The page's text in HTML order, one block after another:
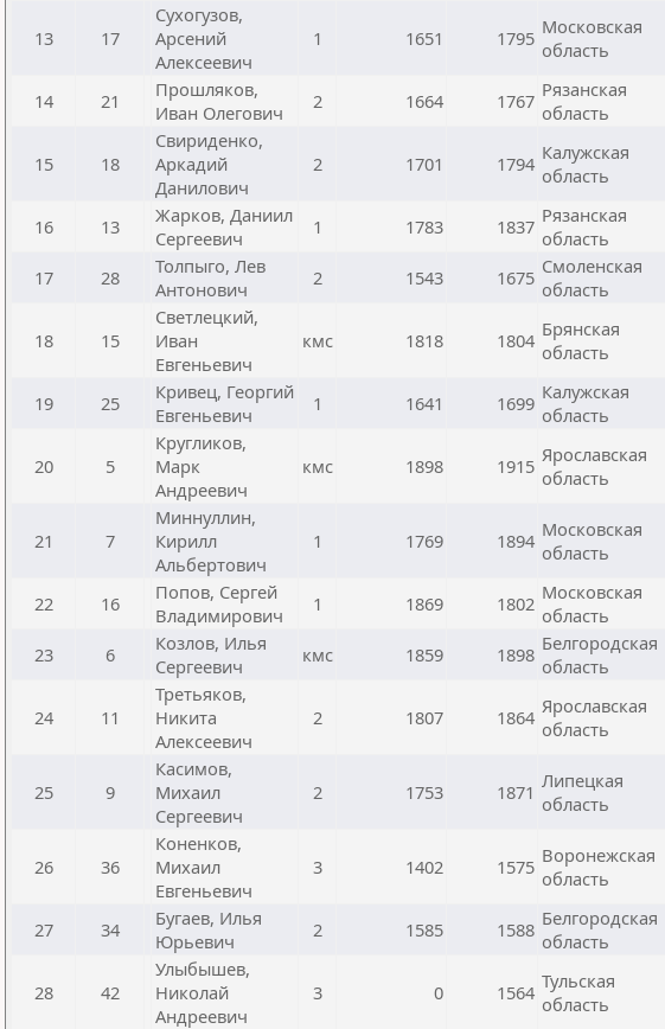
13 17
Сухогузов,
Арсений
Алексеевич
1 1651 1795 Московская
область
14 21
Прошляков,
Иван Олегович
2 1664 1767 Рязанская
область
15 18
Свириденко,
Аркадий
Данилович
2 1701 1794 Калужская
область
16 13
Жарков, Даниил
Сергеевич
1 1783 1837 Рязанская
область
17 28
Толпыго, Лев
Антонович
2 1543 1675 Смоленская
область
18 15
Светлецкий,
Иван
Евгеньевич
кмс 1818 1804 Брянская
область
19 25
Кривец, Георгий
Евгеньевич
1 1641 1699 Калужская
область
20 5
Кругликов,
Марк
Андреевич
кмс 1898 1915 Ярославская
область
21 7
Миннуллин,
Кирилл
Альбертович
1 1769 1894 Московская
область
22 16
Попов, Сергей
Владимирович
1 1869 1802 Московская
область
23 6
Козлов, Илья
Сергеевич
кмс 1859 1898 Белгородская
область
24 11
Третьяков,
Никита
Алексеевич
2 1807 1864 Ярославская
область
25 9
Касимов,
Михаил
Сергеевич
2 1753 1871 Липецкая
область
26 36
Коненков,
Михаил
Евгеньевич
3 1402 1575 Воронежская
область
27 34
Бугаев, Илья
Юрьевич
2 1585 1588 Белгородская
область
28 42
Улыбышев,
Николай
Андреевич
3 0 1564 Тульская
область